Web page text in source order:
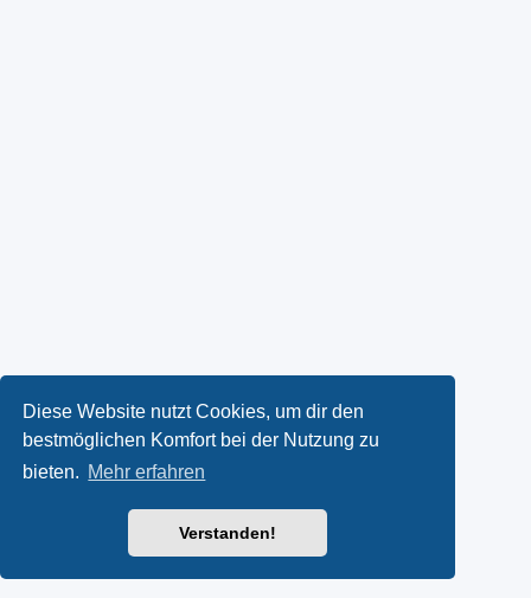
Diese Website nutzt Cookies, um dir den
bestmöglichen Komfort bei der Nutzung zu
bieten. Mehr erfahren
Verstanden!